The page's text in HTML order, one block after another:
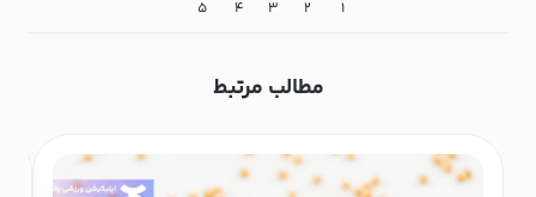
۱ ۲ ۳ ۴ ۵
مطالب مرتبط